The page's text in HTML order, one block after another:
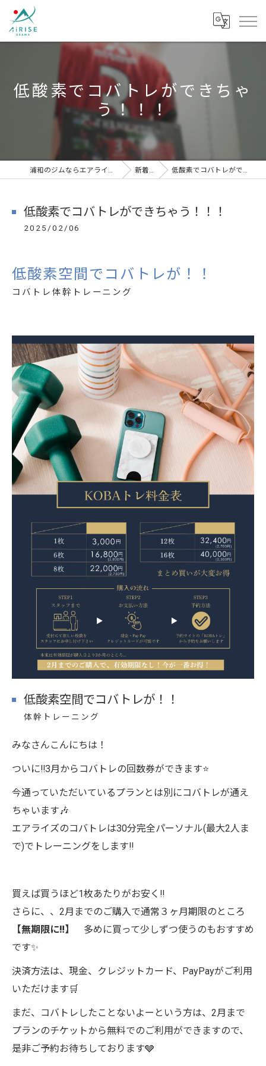
低酸素でコバトレができちゃ
う！！！
浦和のジムならエアライズ浦和スタジオ 新着情報 低酸素でコバトレができちゃう！！！
低酸素でコバトレができちゃう！！！
2025/02/06
低酸素空間でコバトレが！！
コバトレ体幹トレーニング
低酸素空間でコバトレが！！
体幹トレーニング
みなさんこんにちは！
ついに‼️3月からコバトレの回数券ができます⭐️
今通っていただいているプランとは別にコバトレが通え
ちゃいます🎶
エアライズのコバトレは30分完全パーソナル(最大2人ま
で)でトレーニングをします‼️
買えば買うほど1枚あたりがお安く‼️
さらに、、2月までのご購入で通常３ヶ月期限のところ
【無期限に‼️】
多めに買って少しずつ使うのもおすすめ
です✨
決済方法は、現金、クレジットカード、PayPayがご利用
いただけます🛒
まだ、コバトレしたことないよーという方は、2月まで
プランのチケットから無料でのご利用ができますので、
是非ご予約お待ちしております🩶